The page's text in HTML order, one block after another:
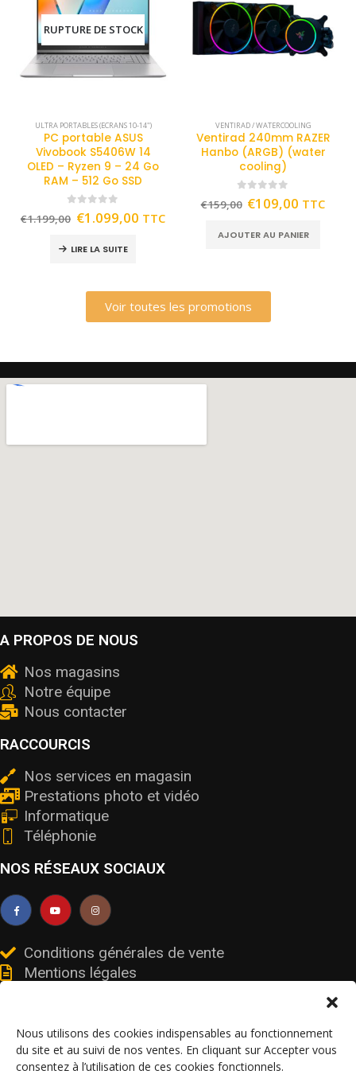
Nous utilisons des cookies indispensables au fonctionnement
du site et au suivi de nos ventes. En cliquant sur Accepter vous
consentez à l’utilisation de ces cookies fonctionnels.
RUPTURE DE STOCK
ULTRA PORTABLES (ECRANS 10-14")
PC portable ASUS
Vivobook S5406W 14
OLED – Ryzen 9 – 24 Go
RAM – 512 Go SSD
out of 5
€1.199,00 €1.099,00 TTC
LIRE LA SUITE
VENTIRAD / WATERCOOLING
Ventirad 240mm RAZER
Hanbo (ARGB) (water
cooling)
out of 5
€159,00 €109,00 TTC
AJOUTER AU PANIER
Voir toutes les promotions
A PROPOS DE NOUS
Nos magasins
Notre équipe
Nous contacter
RACCOURCIS
Nos services en magasin
Prestations photo et vidéo
Informatique
Téléphonie
NOS RÉSEAUX SOCIAUX
Conditions générales de vente
Mentions légales